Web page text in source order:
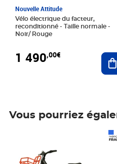
Nouvelle Attitude
Vélo électrique du facteur,
reconditionné - Taille normale -
Noir/ Rouge
1 490,00€
Vous pourriez